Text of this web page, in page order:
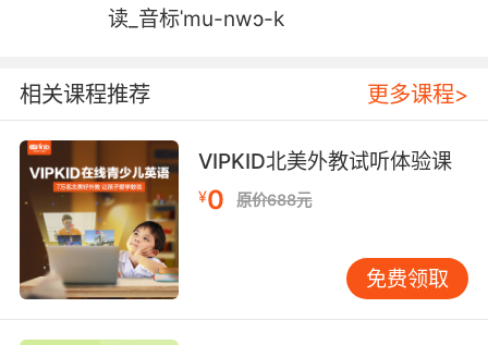
如果我们的会面是 秘密的 这些问题就不会产生
research.
模拟法庭不是靠研究就能赢的
7. Giving up is a little moot at this point.
現在說放棄已經沒有意義了
8. Look, hopefully this is a moot point.
读_音标ˈmu-nwɔ-k
相关课程推荐 更多课程>
VIPKID北美外教试听体验课
¥0 原价688元
免费领取